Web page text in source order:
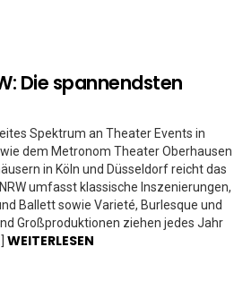
Die spannendsten
Spektrum an Theater Events in
dem Metronom Theater Oberhausen
in Köln und Düsseldorf reicht das
umfasst klassische Inszenierungen,
Ballett sowie Varieté, Burlesque und
Großproduktionen ziehen jedes Jahr
WEITERLESEN